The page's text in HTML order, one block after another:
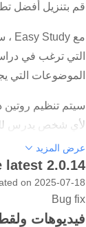
قم بتنزيل أفضل
التي ترغب في
الموضوعات التي
سيتم تنظيم روتين
لأي شخص يدرس
يحتوي Easy Study على العديد من الوظائف التي تساعدك على الدراسة بشكل أفضل ، تحقق من:
- خيار لإضافة
- التاريخ مع عدد
عرض المزيد
latest 2.0.14
on 2025-07-18
Bug fix
فيديوهات